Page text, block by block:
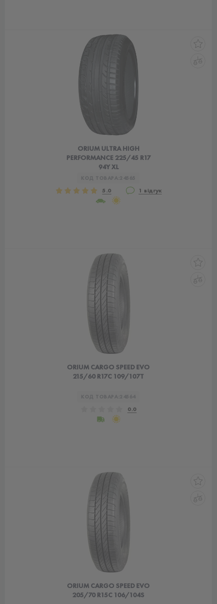
ORIUM ULTRA HIGH
PERFORMANCE 225/45 R17
94Y XL
24565
5.0 1 відгук
ORIUM CARGO SPEED EVO
215/60 R17C 109/107T
24564
0.0
ORIUM CARGO SPEED EVO
205/70 R15C 106/104S